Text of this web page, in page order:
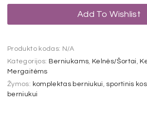
Add To Wishlist
Produkto kodas: N/A
Kategorijos: Berniukams, Kelnės/Šortai ,
Mergaitėms
Žymos: komplektas berniukui , sportinis
berniukui